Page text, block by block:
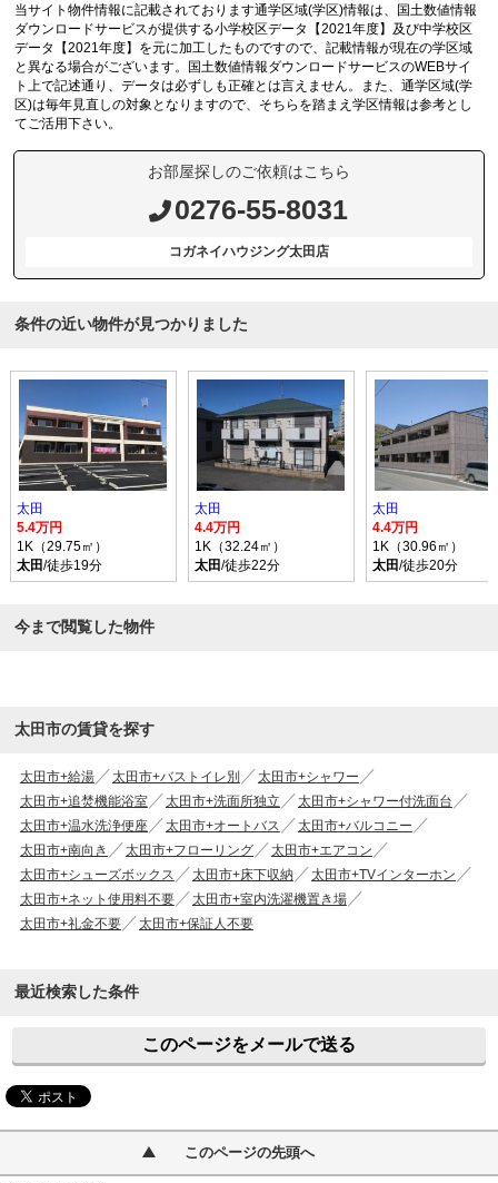
当サイト物件情報に記載されております通学区域(学区)情報は、国土数値情報
ダウンロードサービスが提供する小学校区データ【2021年度】及び中学校区
データ【2021年度】を元に加工したものですので、記載情報が現在の学区域
と異なる場合がございます。国土数値情報ダウンロードサービスのWEBサイ
ト上で記述通り、データは必ずしも正確とは言えません。また、通学区域(学
区)は毎年見直しの対象となりますので、そちらを踏まえ学区情報は参考とし
てご活用下さい。
お部屋探しのご依頼はこちら
0276-55-8031
コガネイハウジング太田店
条件の近い物件が見つかりました
太田
5.4万円
1K（29.75㎡）
太田/徒歩19分
太田
4.4万円
1K（32.24㎡）
太田/徒歩22分
太田
4.4万円
1K（30.96㎡）
太田/徒歩20分
今まで閲覧した物件
太田市の賃貸を探す
太田市+給湯 太田市+バストイレ別
太田市+シャワー
太田市+追焚機能浴室
太田市+洗面所独立
太田市+シャワー付洗面台
太田市+温水洗浄便座
太田市+オートバス
太田市+バルコニー
太田市+南向き
太田市+フローリング
太田市+エアコン
太田市+シューズボックス
太田市+床下収納
太田市+TVインターホン
太田市+ネット使用料不要
太田市+室内洗濯機置き場
太田市+礼金不要
太田市+保証人不要
最近検索した条件
このページをメールで送る
このページの先頭へ